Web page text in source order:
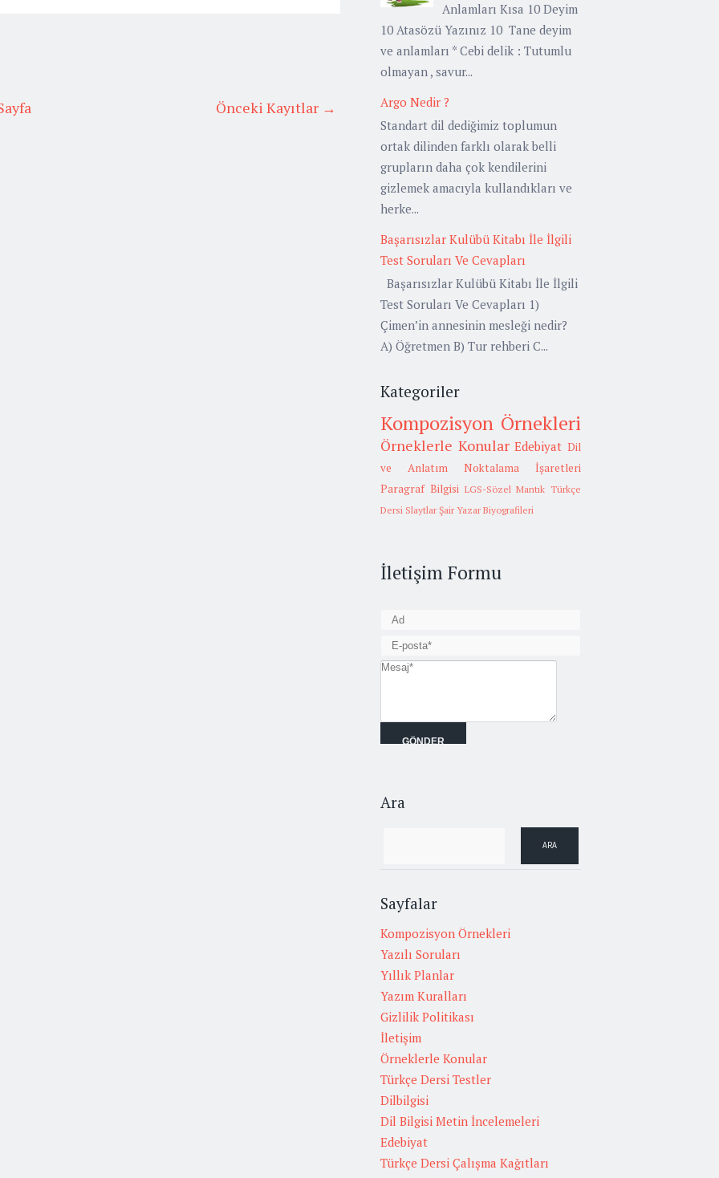
Önceki Kayıtlar →
Anlamları Kısa 10 Deyim
10 Atasözü Yazınız 10 Tane deyim
ve anlamları * Cebi delik : Tutumlu
olmayan , savur...
Argo Nedir ?
Standart dil dediğimiz toplumun
ortak dilinden farklı olarak belli
grupların daha çok kendilerini
gizlemek amacıyla kullandıkları ve
herke...
Başarısızlar Kulübü Kitabı İle İlgili
Test Soruları Ve Cevapları
Başarısızlar Kulübü Kitabı İle İlgili
Test Soruları Ve Cevapları 1)
Çimen’in annesinin mesleği nedir?
A) Öğretmen B) Tur rehberi C...
Kategoriler
Kompozisyon Örnekleri
Örneklerle Konular Edebiyat Dil
ve Anlatım
Noktalama İşaretleri
Paragraf Bilgisi LGS-Sözel Mantık Türkçe
Dersi Slaytlar Şair Yazar Biyografileri
İletişim Formu
Ara
Sayfalar
Kompozisyon Örnekleri
Yazılı Soruları
Yıllık Planlar
Yazım Kuralları
Gizlilik Politikası
İletişim
Örneklerle Konular
Türkçe Dersi Testler
Dilbilgisi
Dil Bilgisi Metin İncelemeleri
Edebiyat
Türkçe Dersi Çalışma Kağıtları